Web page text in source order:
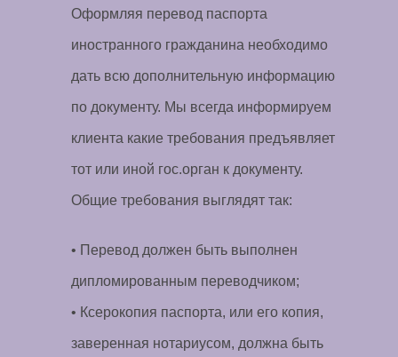
Оформляя перевод паспорта
иностранного гражданина необходимо
дать всю дополнительную информацию
по документу. Мы всегда информируем
клиента какие требования предъявляет
тот или иной гос.орган к документу.
Общие требования выглядят так:
• Перевод должен быть выполнен
дипломированным переводчиком;
• Ксерокопия паспорта, или его копия,
заверенная нотариусом, должна быть